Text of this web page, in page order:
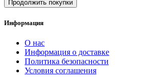
Продолжить покупки
Информация
О нас
Информация о доставке
Политика безопасности
Условия соглашения